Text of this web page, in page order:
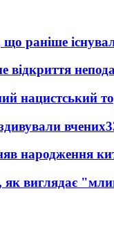
раніше
відкриття
нацистський
вчених
народження
як виглядає